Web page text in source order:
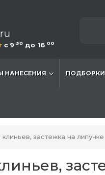
c 9 30 до 16 00
НАНЕСЕНИЯ
застежка на липучке